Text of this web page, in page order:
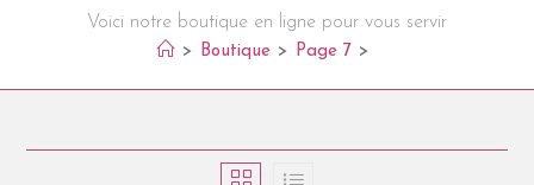
Voici notre boutique en ligne pour vous servir
> Boutique > Page 7 >